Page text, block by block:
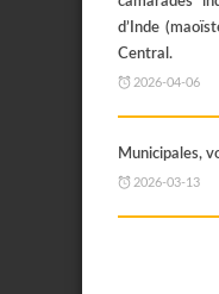
d’Inde
Central.
2026-04-06
Municipales,
2026-03-13